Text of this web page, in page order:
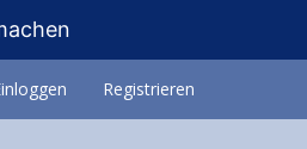
Registrieren